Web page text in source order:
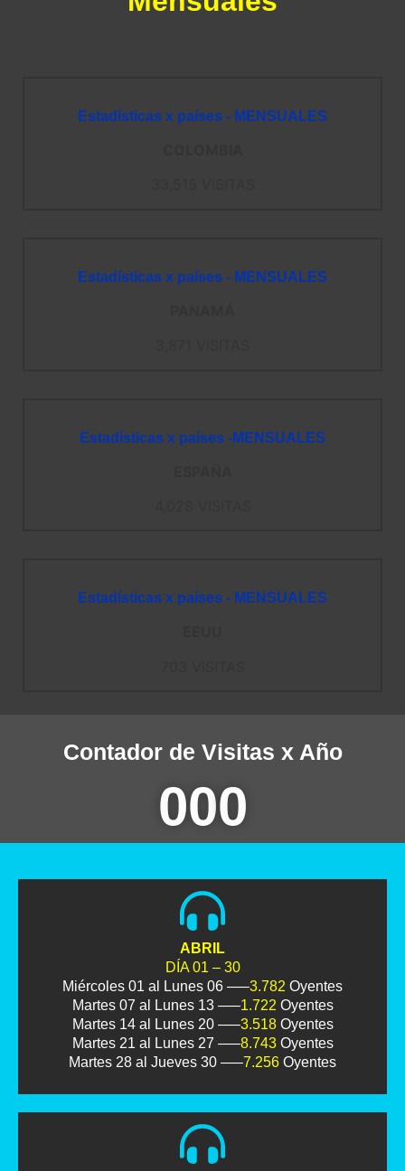
Estadísticas x países - MENSUALES
Estadísticas x países - MENSUALES
Estadísticas x países -MENSUALES
Estadísticas x países - MENSUALES
Contador de Visitas x Año
000
ABRIL
DÍA 01 – 30
Miércoles 01 al Lunes 06 —–3.782 Oyentes
Martes 07 al Lunes 13 —–1.722 Oyentes
Martes 14 al Lunes 20 —–3.518Oyentes
Martes 21 al Lunes 27 —–8.743Oyentes
Martes 28 al Jueves 30 —–7.256 Oyentes